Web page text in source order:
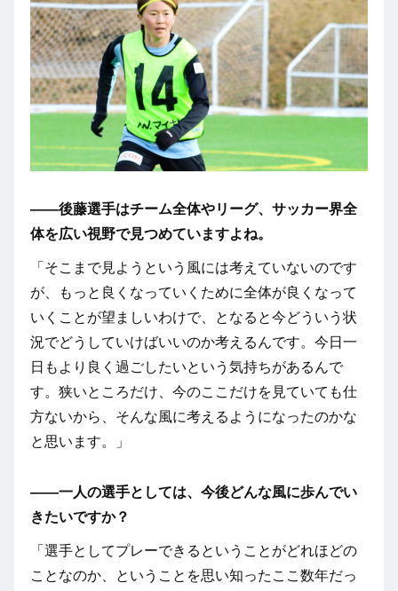
――後藤選手はチーム全体やリーグ、サッカー界全
体を広い視野で見つめていますよね。
「そこまで見ようという風には考えていないのです
が、もっと良くなっていくために全体が良くなって
いくことが望ましいわけで、となると今どういう状
況でどうしていけばいいのか考えるんです。今日一
日もより良く過ごしたいという気持ちがあるんで
す。狭いところだけ、今のここだけを見ていても仕
方ないから、そんな風に考えるようになったのかな
と思います。」
――一人の選手としては、今後どんな風に歩んでい
きたいですか？
「選手としてプレーできるということがどれほどの
ことなのか、ということを思い知ったここ数年だっ